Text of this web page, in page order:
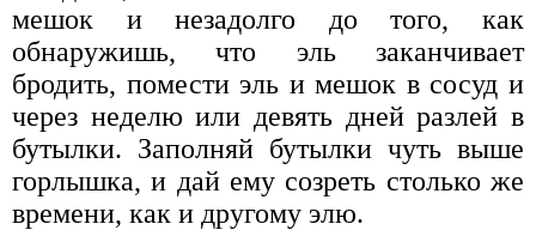
мешок и незадолго до того, как
обнаружишь, что эль заканчивает
бродить, помести эль и мешок в сосуд и
через неделю или девять дней разлей в
бутылки. Заполняй бутылки чуть выше
горлышка, и дай ему созреть столько же
времени, как и другому элю.